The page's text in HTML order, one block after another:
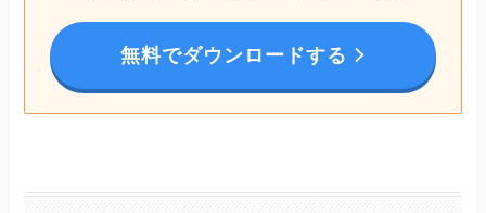
無料でダウンロードする